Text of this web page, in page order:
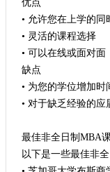
优点
• 允许您在上学的同
• 灵活的课程选择
• 可以在线或面对面
缺点
• 为您的学位增加时
• 对于缺乏经验的
最佳非全日制MBA
以下是一些最佳非